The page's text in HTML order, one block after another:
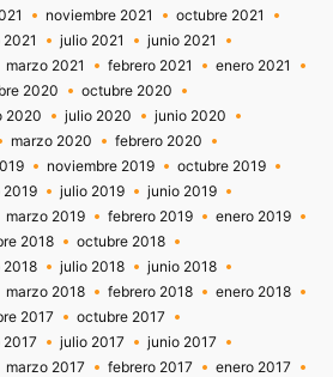
noviembre 2021
octubre 2021
julio 2021
junio 2021
marzo 2021 febrero 2021
enero 2021
2020
octubre 2020
2020 julio 2020
junio 2020
marzo 2020
febrero 2020
noviembre 2019
octubre 2019
2019 julio 2019
junio 2019
marzo 2019 febrero 2019
enero 2019
2018
octubre 2018
2018 julio 2018
junio 2018
marzo 2018 febrero 2018
enero 2018
2017
octubre 2017
2017 julio 2017
junio 2017
marzo 2017 febrero 2017
enero 2017